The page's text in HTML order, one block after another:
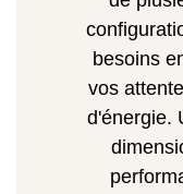
besoins
vos
d'énergie.